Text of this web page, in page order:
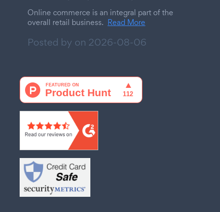
Online commerce is an integral part of the
overall retail business. Read More
Posted by on 2026-08-06